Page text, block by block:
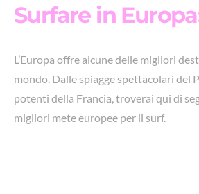
Surfare in
L’Europa offre alcune delle migliori
mondo. Dalle spiagge spettacolari del
potenti della Francia, troverai qui di
migliori mete europee per il surf.